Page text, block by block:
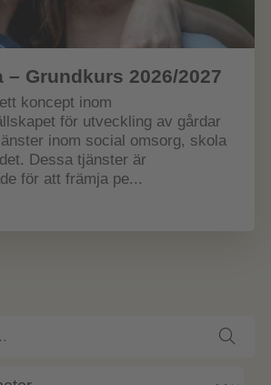
– Grundkurs 2026/2027
koncept inom
för utveckling av gårdar
inom social omsorg, skola
Dessa tjänster är
för att främja pe...